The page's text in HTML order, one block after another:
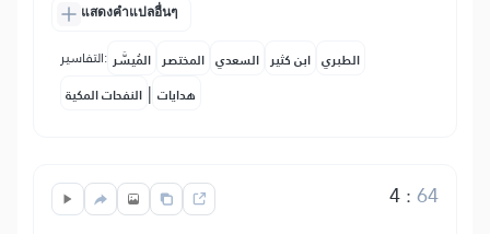
แสดงคำแปลอื่นๆ
التفاسير: المُيسَّر المختصر السعدي ابن كثير الطبري
النفحات المكية | هدايات
4:64